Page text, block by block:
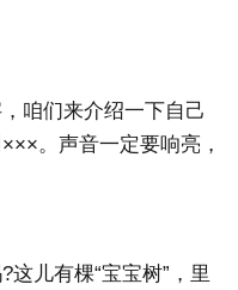
咱们来介绍一下自己
。声音一定要响亮，
儿有棵“宝宝树”，里